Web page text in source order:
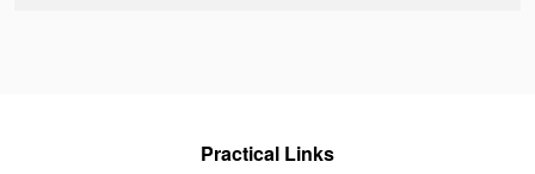
Practical Links